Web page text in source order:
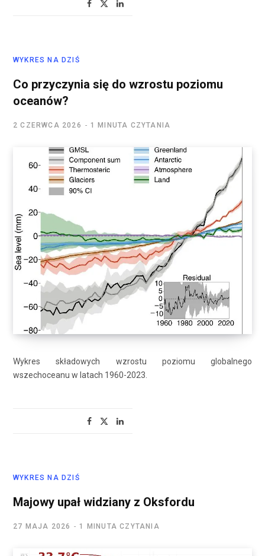
WYKRES NA DZIŚ
Co przyczynia się do wzrostu poziomu
oceanów?
2 CZERWCA 2026 1 MINUTA CZYTANIA
Wykres składowych wzrostu poziomu globalnego
wszechoceanu w latach 1960-2023.
WYKRES NA DZIŚ
Majowy upał widziany z Oksfordu
27 MAJA 2026 1 MINUTA CZYTANIA